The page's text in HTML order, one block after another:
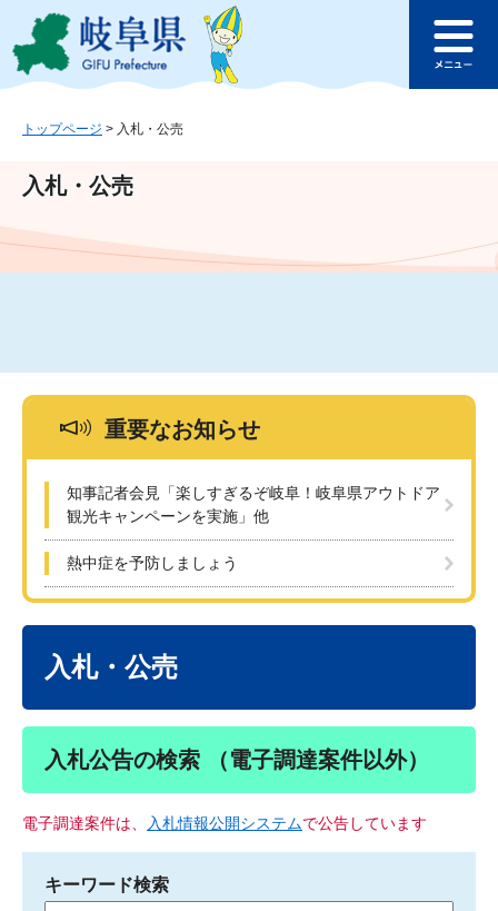
ジ
ュ
文
このページの本文へ
ュ
トップページ > 入札・公売
入札・公売
重要なお知らせ
知事記者会見「楽しすぎるぞ岐阜！岐阜県アウトドア
観光キャンペーンを実施」他
熱中症を予防しましょう
入札・公売
入札公告の検索 （電子調達案件以外）
電子調達案件は、 入札情報公開システムで公告しています
キーワード検索